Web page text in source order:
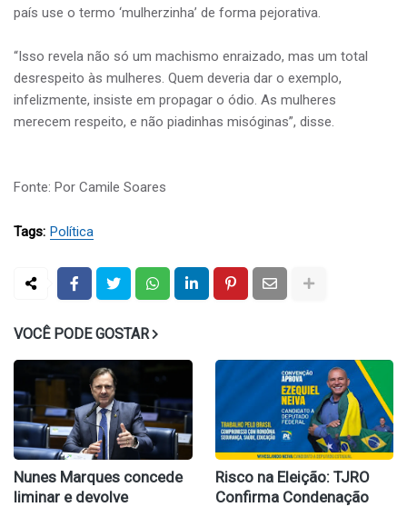
país use o termo ‘mulherzinha’ de forma pejorativa.
“Isso revela não só um machismo enraizado, mas um total
desrespeito às mulheres. Quem deveria dar o exemplo,
infelizmente, insiste em propagar o ódio. As mulheres
merecem respeito, e não piadinhas misóginas”, disse.
Fonte: Por Camile Soares
Tags: Política
VOCÊ PODE GOSTAR
Nunes Marques concede
liminar e devolve
Risco na Eleição: TJRO
Confirma Condenação